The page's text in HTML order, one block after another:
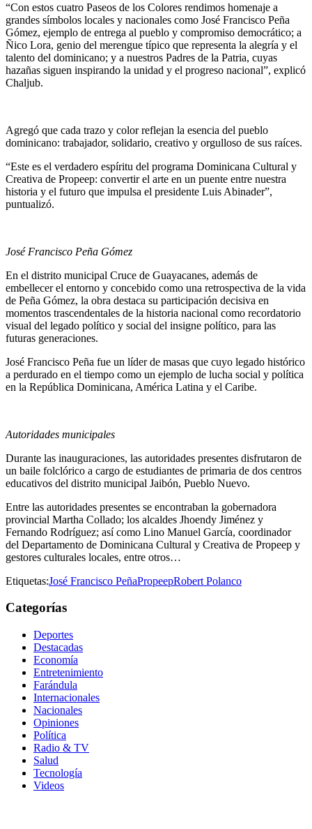
“Con estos cuatro Paseos de los Colores rendimos homenaje a
grandes símbolos locales y nacionales como José Francisco Peña
Gómez, ejemplo de entrega al pueblo y compromiso democrático; a
Ñico Lora, genio del merengue típico que representa la alegría y el
talento del dominicano; y a nuestros Padres de la Patria, cuyas
hazañas siguen inspirando la unidad y el progreso nacional”, explicó
Chaljub.
Agregó que cada trazo y color reflejan la esencia del pueblo
dominicano: trabajador, solidario, creativo y orgulloso de sus raíces.
“Este es el verdadero espíritu del programa Dominicana Cultural y
Creativa de Propeep: convertir el arte en un puente entre nuestra
historia y el futuro que impulsa el presidente Luis Abinader”,
puntualizó.
José Francisco Peña Gómez
En el distrito municipal Cruce de Guayacanes, además de
embellecer el entorno y concebido como una retrospectiva de la vida
de Peña Gómez, la obra destaca su participación decisiva en
momentos trascendentales de la historia nacional como recordatorio
visual del legado político y social del insigne político, para las
futuras generaciones.
José Francisco Peña fue un líder de masas que cuyo legado histórico
a perdurado en el tiempo como un ejemplo de lucha social y política
en la República Dominicana, América Latina y el Caribe.
Autoridades municipales
Durante las inauguraciones, las autoridades presentes disfrutaron de
un baile folclórico a cargo de estudiantes de primaria de dos centros
educativos del distrito municipal Jaibón, Pueblo Nuevo.
Entre las autoridades presentes se encontraban la gobernadora
provincial Martha Collado; los alcaldes Jhoendy Jiménez y
Fernando Rodríguez; así como Lino Manuel García, coordinador
del Departamento de Dominicana Cultural y Creativa de Propeep y
gestores culturales locales, entre otros…
Etiquetas:José Francisco PeñaPropeepRobert Polanco
Categorías
Deportes
Destacadas
Economía
Entretenimiento
Farándula
Internacionales
Nacionales
Opiniones
Política
Radio & TV
Salud
Tecnología
Videos